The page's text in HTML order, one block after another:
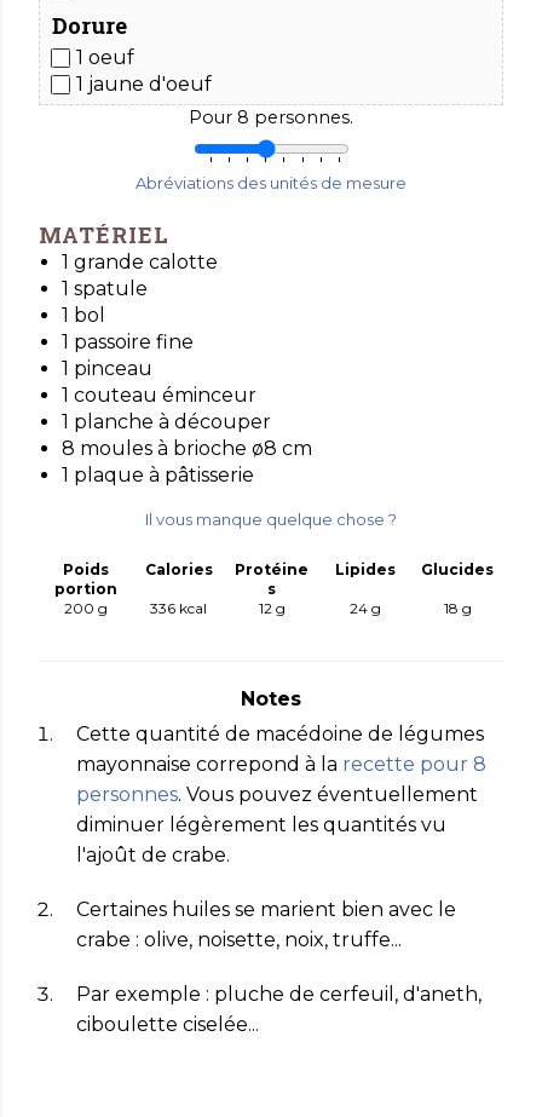
Dorure
1 oeuf
1 jaune d'oeuf
Pour 8 personnes.
Abréviations des unités de mesure
MATÉRIEL
1 grande calotte
1 spatule
1 bol
1 passoire fine
1 pinceau
1 couteau éminceur
1 planche à découper
8 moules à brioche ø8 cm
1 plaque à pâtisserie
Il vous manque quelque chose ?
Poids
portion
Calories
Protéine
s
Lipides Glucides
200 g 336 kcal 12g 24g 18 g
Notes
Cette quantité de macédoine de légumes
mayonnaise correpond à la recette pour 8
personnes. Vous pouvez éventuellement
diminuer légèrement les quantités vu
l'ajoût de crabe.
Certaines huiles se marient bien avec le
crabe : olive, noisette, noix, truffe...
Par exemple : pluche de cerfeuil, d'aneth,
ciboulette ciselée...